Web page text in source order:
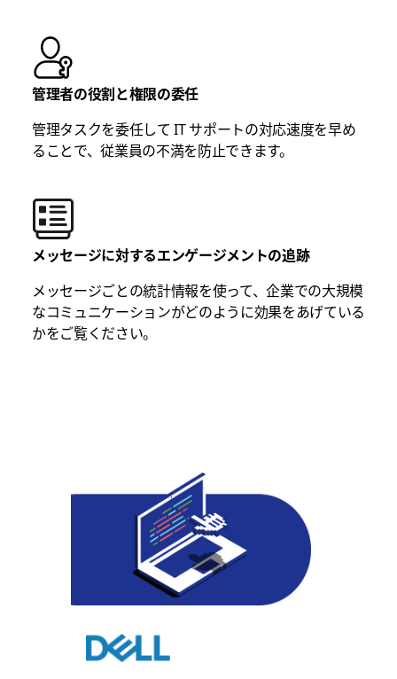
管理者の役割と権限の委任
管理タスクを委任して IT サポートの対応速度を早め
ることで、従業員の不満を防止できます。
メッセージに対するエンゲージメントの追跡
メッセージごとの統計情報を使って、企業での大規模
なコミュニケーションがどのように効果をあげている
かをご覧ください。